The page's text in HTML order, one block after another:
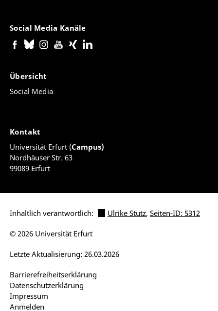
Social Media Kanäle
Übersicht
Social Media
Kontakt
Universität Erfurt (Campus)
Nordhäuser Str. 63
99089 Erfurt
Inhaltlich verantwortlich: Ulrike Stutz, Seiten-ID: 5312
Barrierefreiheitserklärung
Datenschutzerklärung
Impressum
Anmelden
Letzte Aktualisierung: 26.03.2026
© 2026 Universität Erfurt